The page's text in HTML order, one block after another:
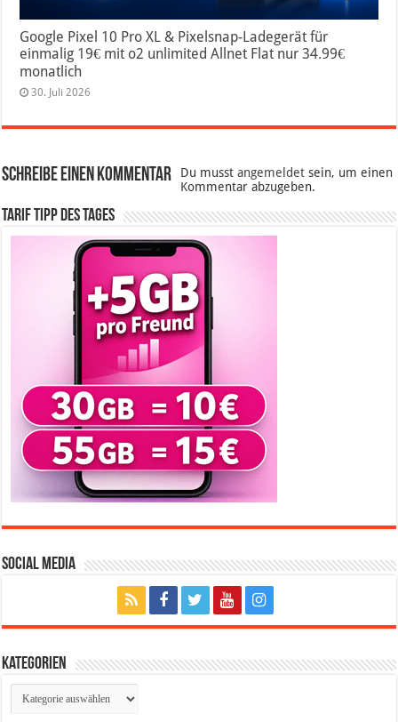
Google Pixel 10 Pro XL & Pixelsnap-Ladegerät für
einmalig 19€ mit o2 unlimited Allnet Flat nur 34.99€
monatlich
30. Juli 2026
Schreibe einen Kommentar Du musstangemeldet sein, um einen
Kommentar abzugeben.
Tarif Tipp des Tages
Social Media
Kategorien
Kategorien